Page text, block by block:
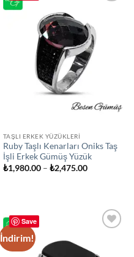
TAŞLI ERKEK YÜZÜKLERI
Ruby Taşlı Kenarları Oniks Taş
İşli Erkek Gümüş Yüzük
₺1,980.00 – ₺2,475.00Fiyat
Save
İndirim!